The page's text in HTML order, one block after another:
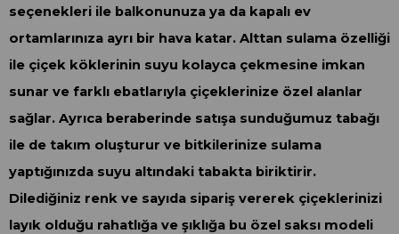
seçenekleri ile balkonunuza ya da kapalı ev
ortamlarınıza ayrı bir hava katar. Alttan sulama özelliği
ile çiçek köklerinin suyu kolayca çekmesine imkan
sunar ve farklı ebatlarıyla çiçeklerinize özel alanlar
sağlar. Ayrıca beraberinde satışa sunduğumuz tabağı
ile de takım oluşturur ve bitkilerinize sulama
yaptığınızda suyu altındaki tabakta biriktirir.
Dilediğiniz renk ve sayıda sipariş vererek çiçeklerinizi
layık olduğu rahatlığa ve şıklığa bu özel saksı modeli